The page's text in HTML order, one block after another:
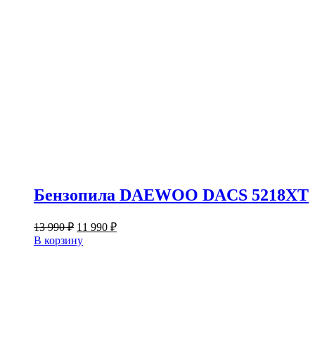
Бензопила DAEWOO DACS 5218XT
13 990₽ Первоначальная
цена
составляла
11 990 ₽Текущая
В корзину